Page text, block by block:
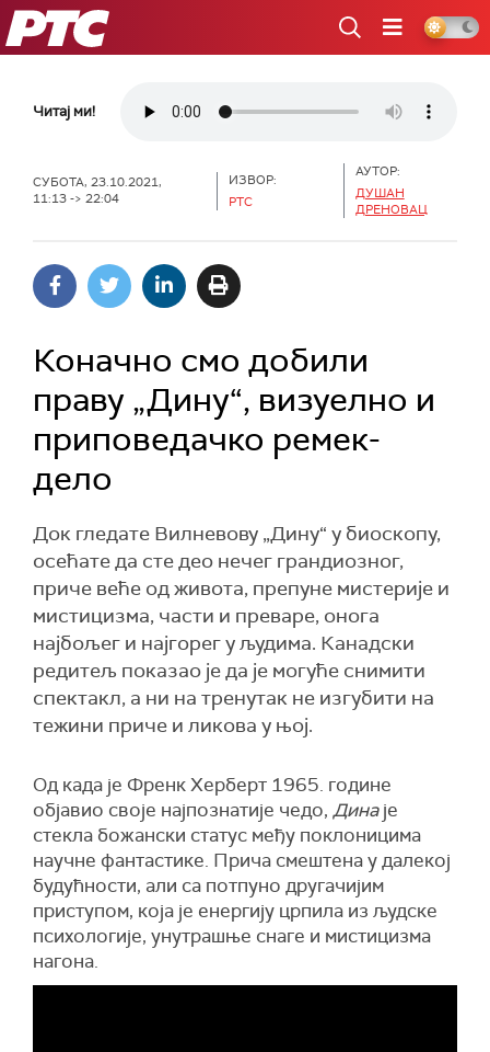
РТС
Читај ми!
СУБОТА, 23.10.2021,
11:13 -> 22:04
ИЗВОР:
РТС
АУТОР:
ДУШАН
ДРЕНОВАЦ
Коначно смо добили
праву „Дину“, визуелно и
приповедачко ремек-
дело
Док гледате Вилневову „Дину“ у биоскопу,
осећате да сте део нечег грандиозног,
приче веће од живота, препуне мистерије и
мистицизма, части и преваре, онога
најбољег и најгорег у људима. Канадски
редитељ показао је да је могуће снимити
спектакл, а ни на тренутак не изгубити на
тежини приче и ликова у њој.
Од када је Френк Херберт 1965. године
објавио своје најпознатије чедо, Динаје
стекла божански статус међу поклоницима
научне фантастике. Прича смештена у далекој
будућности, али са потпуно другачијим
приступом, која је енергију црпила из људске
психологије, унутрашње снаге и мистицизма
нагона.